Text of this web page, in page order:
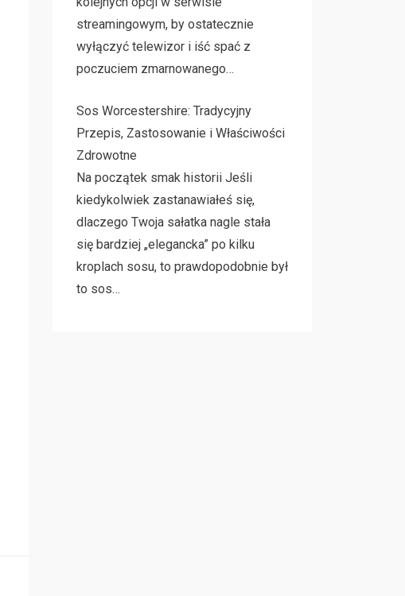
streamingowym, by ostatecznie
wyłączyć telewizor i iść spać z
poczuciem zmarnowanego…
Sos Worcestershire: Tradycyjny
Przepis, Zastosowanie i Właściwości
Zdrowotne
Na początek smak historii Jeśli
kiedykolwiek zastanawiałeś się,
dlaczego Twoja sałatka nagle stała
się bardziej „elegancka” po kilku
kroplach sosu, to prawdopodobnie był
to sos…